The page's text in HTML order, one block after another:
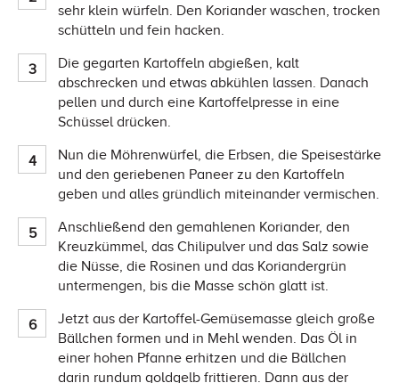
sehr klein würfeln. Den Koriander waschen, trocken
schütteln und fein hacken.
Die gegarten Kartoffeln abgießen, kalt
abschrecken und etwas abkühlen lassen. Danach
pellen und durch eine Kartoffelpresse in eine
Schüssel drücken.
Nun die Möhrenwürfel, die Erbsen, die Speisestärke
und den geriebenen Paneer zu den Kartoffeln
geben und alles gründlich miteinander vermischen.
Anschließend den gemahlenen Koriander, den
Kreuzkümmel, das Chilipulver und das Salz sowie
die Nüsse, die Rosinen und das Koriandergrün
untermengen, bis die Masse schön glatt ist.
Jetzt aus der Kartoffel-Gemüsemasse gleich große
Bällchen formen und in Mehl wenden. Das Öl in
einer hohen Pfanne erhitzen und die Bällchen
darin rundum goldgelb frittieren. Dann aus der